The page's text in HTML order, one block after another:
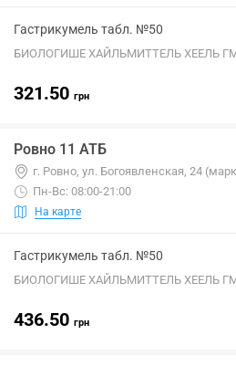
Гастрикумель табл. №50
БИОЛОГИШЕ ХАЙЛЬМИТТЕЛЬ ХЕЕЛЬ
321.50 грн
Ровно 11 АТБ
г. Ровно, ул. Богоявленская, 24
Пн-Вс: 08:00-21:00
На карте
Гастрикумель табл. №50
БИОЛОГИШЕ ХАЙЛЬМИТТЕЛЬ ХЕЕЛЬ
436.50 грн